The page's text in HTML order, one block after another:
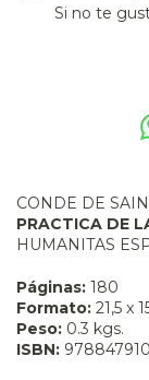
Si no te
CONDE DE
PRACTICA DE
HUMANITAS
Páginas: 180
Formato: 21,5 x
Peso: 0.3 kgs.
ISBN: